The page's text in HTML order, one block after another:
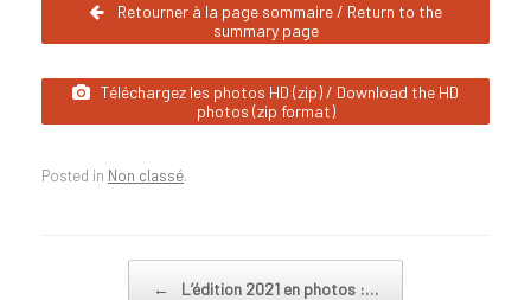
Retourner à la page sommaire / Return to the
summary page
Téléchargez les photos HD (zip) / Download the HD
photos (zip format)
Posted in Non classé.
← L’édition 2021 en photos :…